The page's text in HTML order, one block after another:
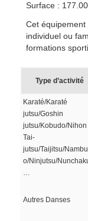
Surface :
Cet équipement
individuel ou
formations
Type d’activité
Karaté/Karaté
jutsu/Goshin
jutsu/Kobudo/Nihon
Tai-
jutsu/Taijitsu/
o/Ninjutsu/
…
Autres Danses